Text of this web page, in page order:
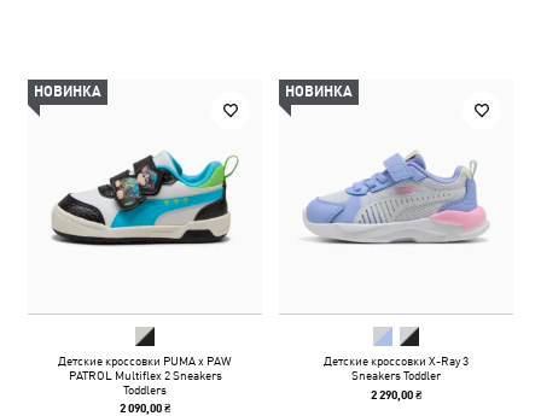
НОВИНКА
Детские кроссовки PUMA x PAW
PATROL Multiflex 2 Sneakers
Toddlers
2 090,00 ₴
НОВИНКА
Детские кроссовки X-Ray 3
Sneakers Toddler
2 290,00 ₴